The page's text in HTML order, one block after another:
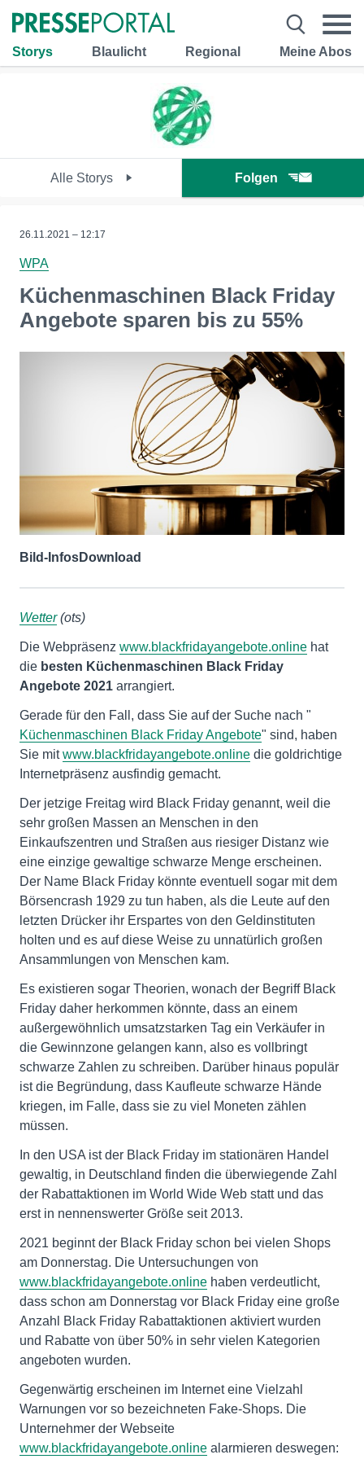
Storys Blaulicht Regional Meine Abos
Alle Storys Folgen
26.11.2021 – 12:17
WPA
Küchenmaschinen Black Friday
Angebote sparen bis zu 55%
Bild-InfosDownload
Wetter(ots)
Die Webpräsenz www.blackfridayangebote.online hat
die besten Küchenmaschinen Black Friday
Angebote 2021 arrangiert.
Gerade für den Fall, dass Sie auf der Suche nach "
Küchenmaschinen Black Friday Angebote" sind, haben
Sie mitwww.blackfridayangebote.online die goldrichtige
Internetpräsenz ausfindig gemacht.
Der jetzige Freitag wird Black Friday genannt, weil die
sehr großen Massen an Menschen in den
Einkaufszentren und Straßen aus riesiger Distanz wie
eine einzige gewaltige schwarze Menge erscheinen.
Der Name Black Friday könnte eventuell sogar mit dem
Börsencrash 1929 zu tun haben, als die Leute auf den
letzten Drücker ihr Erspartes von den Geldinstituten
holten und es auf diese Weise zu unnatürlich großen
Ansammlungen von Menschen kam.
Es existieren sogar Theorien, wonach der Begriff Black
Friday daher herkommen könnte, dass an einem
außergewöhnlich umsatzstarken Tag ein Verkäufer in
die Gewinnzone gelangen kann, also es vollbringt
schwarze Zahlen zu schreiben. Darüber hinaus populär
ist die Begründung, dass Kaufleute schwarze Hände
kriegen, im Falle, dass sie zu viel Moneten zählen
müssen.
In den USA ist der Black Friday im stationären Handel
gewaltig, in Deutschland finden die überwiegende Zahl
der Rabattaktionen im World Wide Web statt und das
erst in nennenswerter Größe seit 2013.
2021 beginnt der Black Friday schon bei vielen Shops
am Donnerstag. Die Untersuchungen von
www.blackfridayangebote.online haben verdeutlicht,
dass schon am Donnerstag vor Black Friday eine große
Anzahl Black Friday Rabattaktionen aktiviert wurden
und Rabatte von über 50% in sehr vielen Kategorien
angeboten wurden.
Gegenwärtig erscheinen im Internet eine Vielzahl
Warnungen vor so bezeichneten Fake-Shops. Die
Unternehmer der Webseite
www.blackfridayangebote.online alarmieren deswegen: